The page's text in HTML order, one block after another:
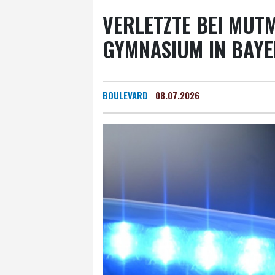
VERLETZTE BEI
YMNASIUM IN
BOULEVARD 08.07.2026